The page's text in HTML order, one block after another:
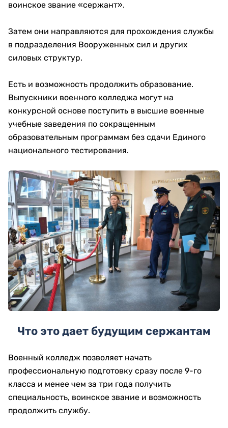
воинское звание «сержант».
Затем они направляются для прохождения службы
в подразделения Вооруженных сил и других
силовых структур.
Есть и возможность продолжить образование.
Выпускники военного колледжа могут на
конкурсной основе поступить в высшие военные
учебные заведения по сокращенным
образовательным программам без сдачи Единого
национального тестирования.
Что это дает будущим сержантам
Военный колледж позволяет начать
профессиональную подготовку сразу после 9-го
класса и менее чем за три года получить
специальность, воинское звание и возможность
продолжить службу.